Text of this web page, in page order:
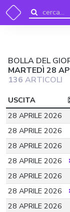
BOLLA DEL
MARTEDÌ 28
136 ARTICOLI
USCITA
28 APRILE 2026
28 APRILE 2026
28 APRILE 2026
28 APRILE 2026
28 APRILE 2026
28 APRILE 2026
28 APRILE 2026